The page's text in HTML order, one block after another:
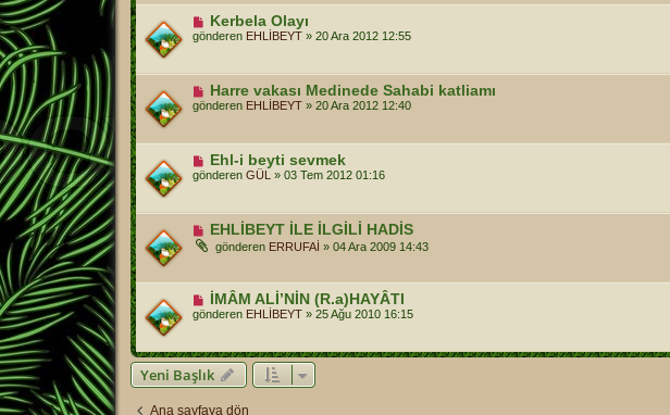
Kerbela Olayı
gönderen EHLİBEYT » 20 Ara 2012 12:55
Harre vakası Medinede Sahabi katliamı
gönderen EHLİBEYT » 20 Ara 2012 12:40
Ehl-i beyti sevmek
gönderen GÜL » 03 Tem 2012 01:16
EHLİBEYT İLE İLGİLİ HADİS
gönderen ERRUFAİ » 04 Ara 2009 14:43
İMÂM ALİ’NİN (R.a)HAYÂTI
gönderen EHLİBEYT » 25 Ağu 2010 16:15
Yeni Başlık
Ana sayfaya dön